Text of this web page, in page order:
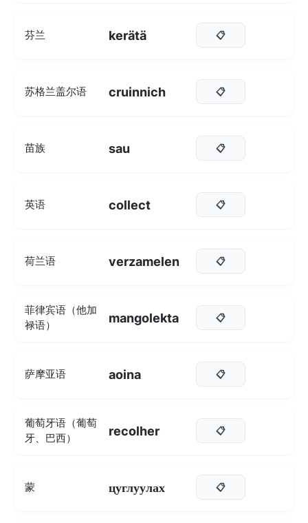
芬兰 kerätä 📋
苏格兰盖尔语 cruinnich 📋
苗族 sau 📋
英语 collect 📋
荷兰语 verzamelen 📋
菲律宾语（他加
禄语）
mangolekta 📋
萨摩亚语 aoina 📋
葡萄牙语（葡萄
牙、巴西）
recolher 📋
蒙 цуглуулах 📋